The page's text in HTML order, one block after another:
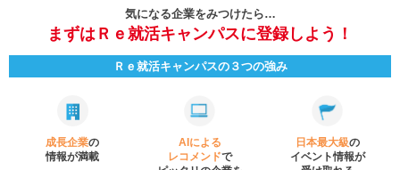
気になる企業をみつけたら…
まずはＲｅ就活キャンパスに登録しよう！
Ｒｅ就活キャンパスの３つの強み
成長企業の
情報が満載
AIによる
レコメンドで
日本最大級の
イベント情報が